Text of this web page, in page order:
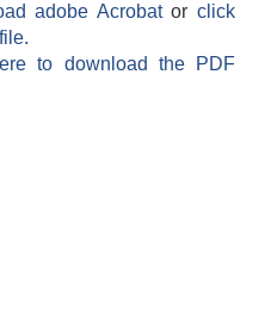
adobe Acrobatorclick
to download the PDF